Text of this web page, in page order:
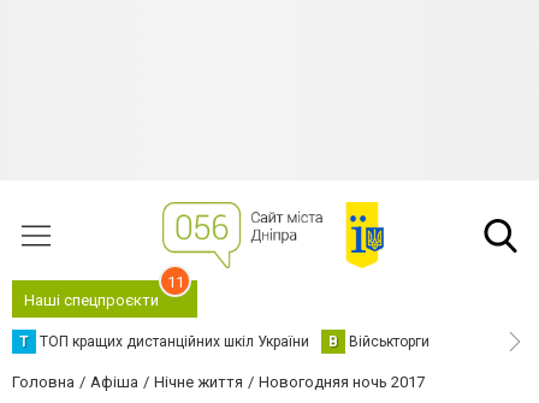
Наші спецпроєкти
11
Т ТОП кращих дистанційних шкіл України В Військторги
Головна Афіша Нічне життя Новогодняя ночь 2017